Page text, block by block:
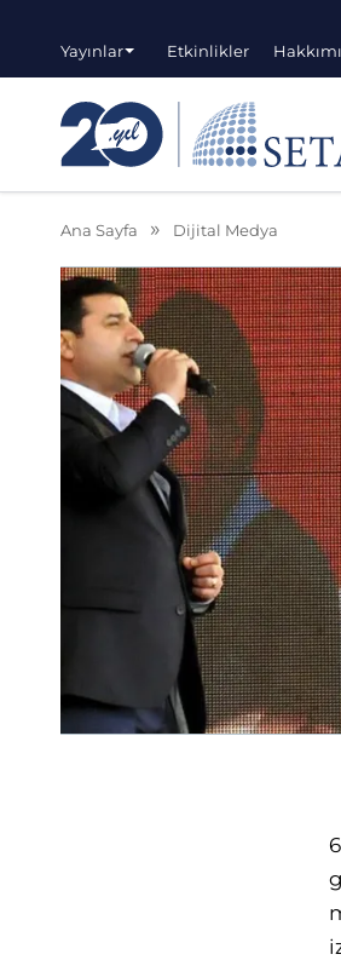
Yayınlar Etkinlikler
Ana Sayfa Dijital Medya